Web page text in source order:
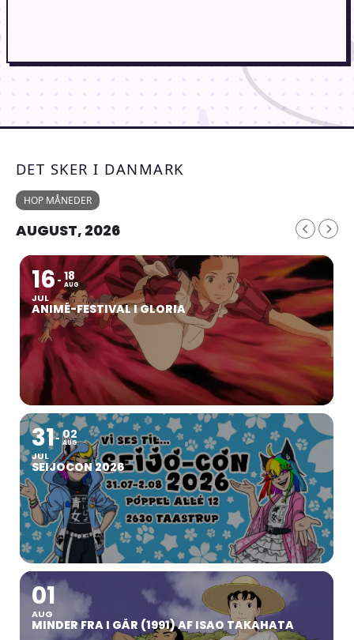
DET SKER I DANMARK
HOP MÅNEDER
AUGUST, 2026
16
JUL
18
AUG
ANIMÉ-FESTIVAL I GLORIA
31
JUL
02
AUG
SEIJOCON 2026
01
AUG
MINDER FRA I GÅR (1991) AF ISAO TAKAHATA